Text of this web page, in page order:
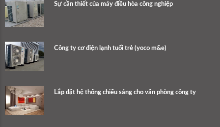
Sự cần thiết của máy điều hòa công nghiệp
Công ty cơ điện lạnh tuổi trẻ (yoco m&e)
Lắp đặt hệ thống chiếu sáng cho văn phòng công ty